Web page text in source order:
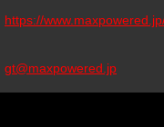
https://
gt@maxpowered.jp